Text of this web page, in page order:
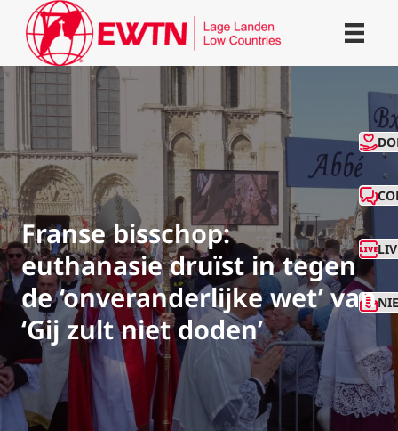
Franse bisschop:
euthanasie druïst in tegen
de ‘onveranderlijke wet’ van
‘Gij zult niet doden’